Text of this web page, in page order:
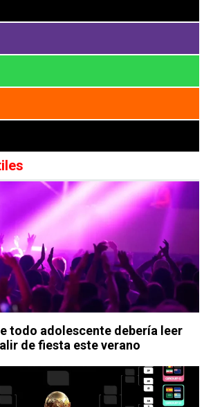
todo adolescente debería leer
de fiesta este verano